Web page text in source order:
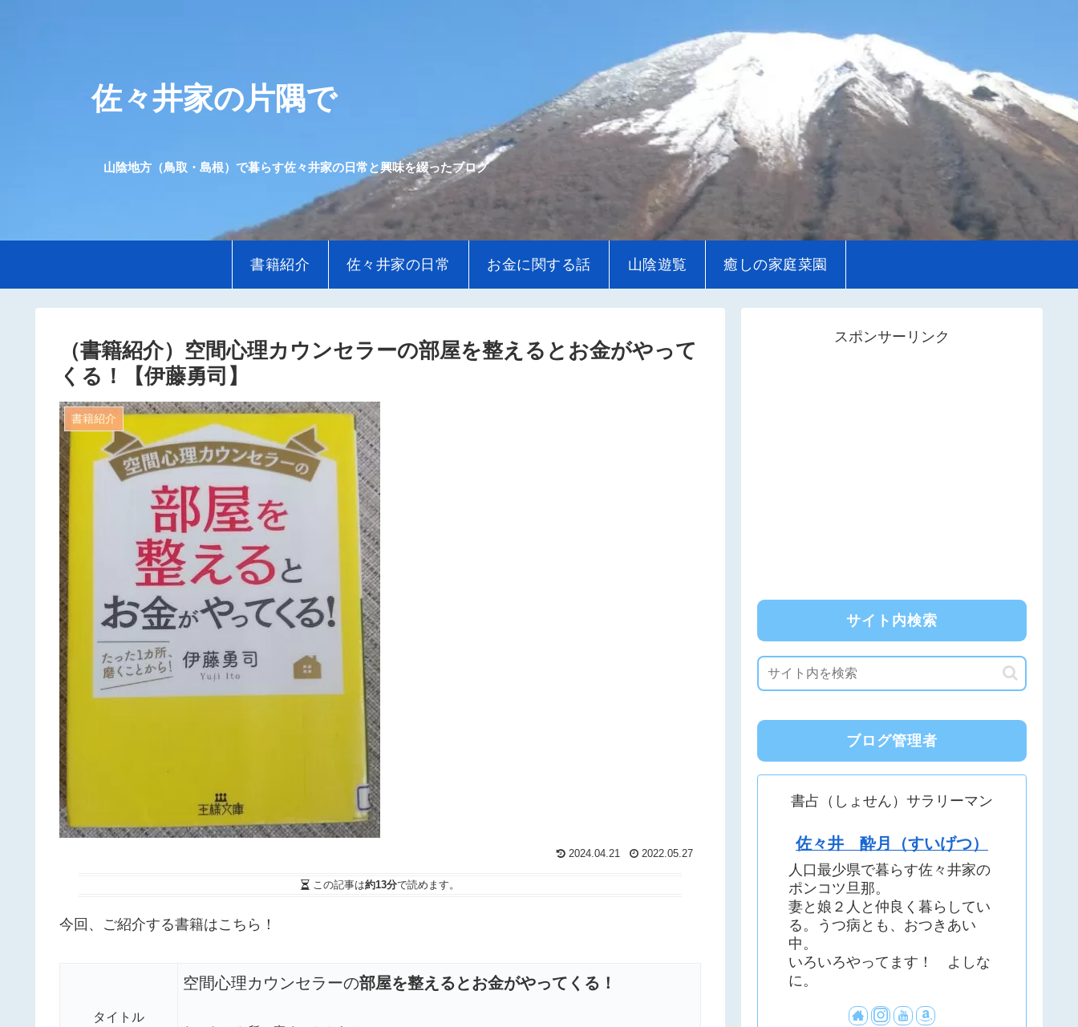
佐々井家の片隅で
山陰地方（鳥取・島根）で暮らす佐々井家の日常と興味を綴ったブログ
書籍紹介 佐々井家の日常 お金に関する話 山陰遊覧 癒しの家庭菜園
（書籍紹介）空間心理カウンセラーの部屋を整えるとお金がやって
くる！【伊藤勇司】
書籍紹介
2024.04.21 2022.05.27
この記事は約13分で読めます。
今回、ご紹介する書籍はこちら！
タイトル
空間心理カウンセラーの部屋を整えるとお金がやってくる！
スポンサーリンク
サイト内検索
ブログ管理者
書占（しょせん）サラリーマン
佐々井 酔月（すいげつ）
人口最少県で暮らす佐々井家の
ポンコツ旦那。
妻と娘２人と仲良く暮らしてい
る。うつ病とも、おつきあい
中。
いろいろやってます！ よしな
に。